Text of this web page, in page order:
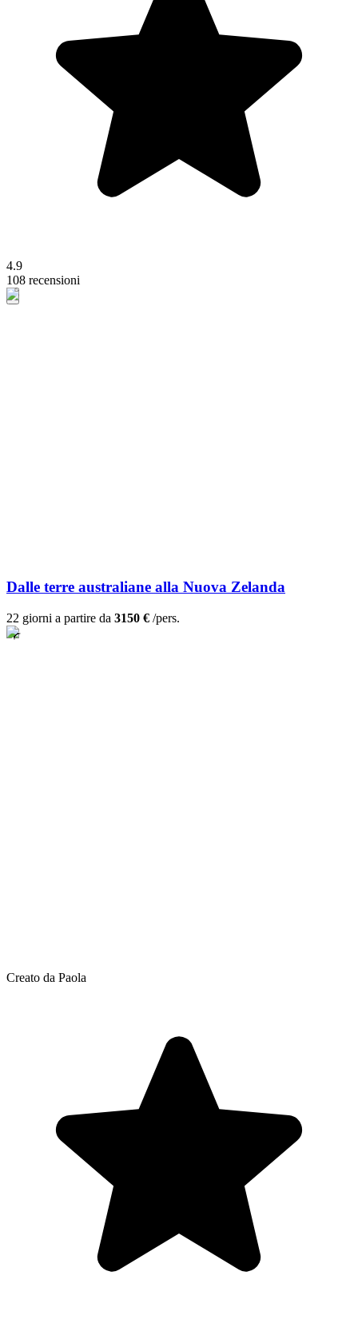
4.9
108 recensioni
Dalle terre australiane alla Nuova Zelanda
22 giorni a partire da 3150 € /pers.
Creato da Paola